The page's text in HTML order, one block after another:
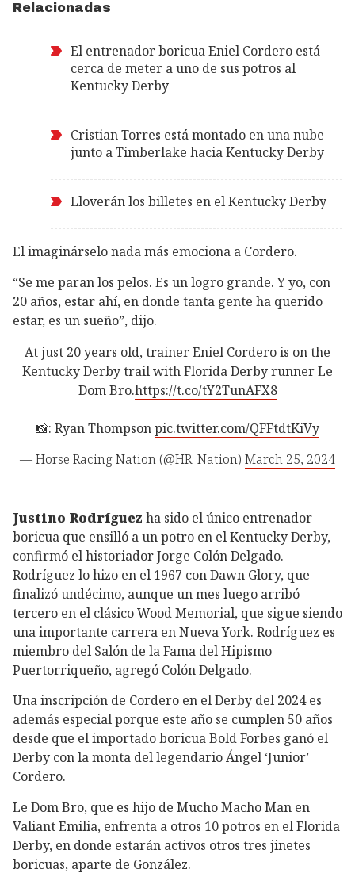
Relacionadas
El entrenador boricua Eniel Cordero está
cerca de meter a uno de sus potros al
Kentucky Derby
Cristian Torres está montado en una nube
junto a Timberlake hacia Kentucky Derby
Lloverán los billetes en el Kentucky Derby
El imaginárselo nada más emociona a Cordero.
“Se me paran los pelos. Es un logro grande. Y yo, con
20 años, estar ahí, en donde tanta gente ha querido
estar, es un sueño”, dijo.
At just 20 years old, trainer Eniel Cordero is on the
Kentucky Derby trail with Florida Derby runner Le
Dom Bro.https://t.co/tY2TunAFX8
📸: Ryan Thompsonpic.twitter.com/QFFtdtKiVy
— Horse Racing Nation (@HR_Nation) March 25, 2024
Justino Rodríguez ha sido el único entrenador
boricua que ensilló a un potro en el Kentucky Derby,
confirmó el historiador Jorge Colón Delgado.
Rodríguez lo hizo en el 1967 con Dawn Glory, que
finalizó undécimo, aunque un mes luego arribó
tercero en el clásico Wood Memorial, que sigue siendo
una importante carrera en Nueva York. Rodríguez es
miembro del Salón de la Fama del Hipismo
Puertorriqueño, agregó Colón Delgado.
Una inscripción de Cordero en el Derby del 2024 es
además especial porque este año se cumplen 50 años
desde que el importado boricua Bold Forbes ganó el
Derby con la monta del legendario Ángel ‘Junior’
Cordero.
Le Dom Bro, que es hijo de Mucho Macho Man en
Valiant Emilia, enfrenta a otros 10 potros en el Florida
Derby, en donde estarán activos otros tres jinetes
boricuas, aparte de González.